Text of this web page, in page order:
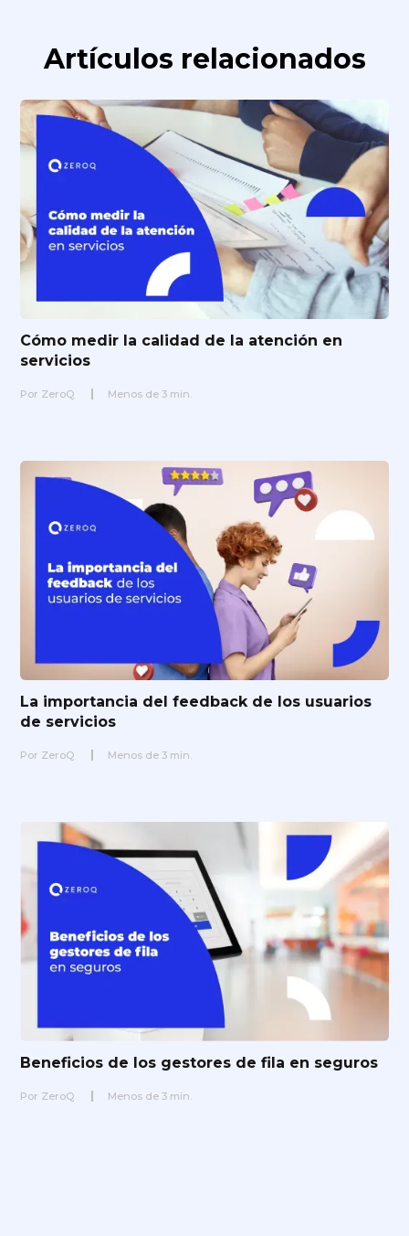
Artículos relacionados
Cómo medir la calidad de la atención en
servicios
Por ZeroQ Menos de 3 min.
La importancia del feedback de los usuarios
de servicios
Por ZeroQ Menos de 3 min.
Beneficios de los gestores de fila en seguros
Por ZeroQ Menos de 3 min.